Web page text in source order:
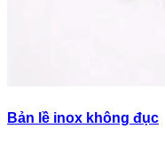
Bản lề inox không đục